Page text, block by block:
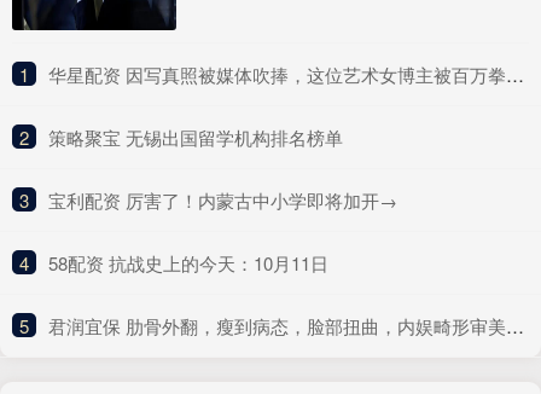
1 ​华星配资 因写真照被媒体吹捧，这位艺术女博主被百万拳迷称为UFC传奇？
2 ​策略聚宝 无锡出国留学机构排名榜单
3 ​宝利配资 厉害了！内蒙古中小学即将加开→
4 ​58配资 抗战史上的今天：10月11日
5 ​君润宜保 肋骨外翻，瘦到病态，脸部扭曲，内娱畸形审美什么时候是个头